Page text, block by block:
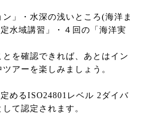
ン」・水深の浅いところ(海洋ま
水域講習」・４回の「海洋実
を確認できれば、あとはイン
アーを楽しみましょう。
めるISO24801レベル 2ダイバ
て認定されます。